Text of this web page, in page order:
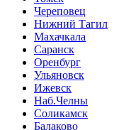
Череповец
Нижний Тагил
Махачкала
Саранск
Оренбург
Ульяновск
Ижевск
Наб.Челны
Соликамск
Балаково